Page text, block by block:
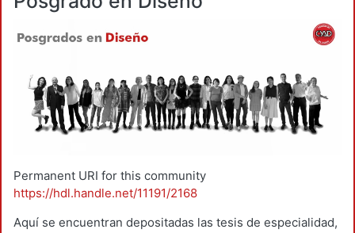
Permanent URI for this community
https://hdl.handle.net/11191/2168
Aquí se encuentran depositadas las tesis de especialidad,